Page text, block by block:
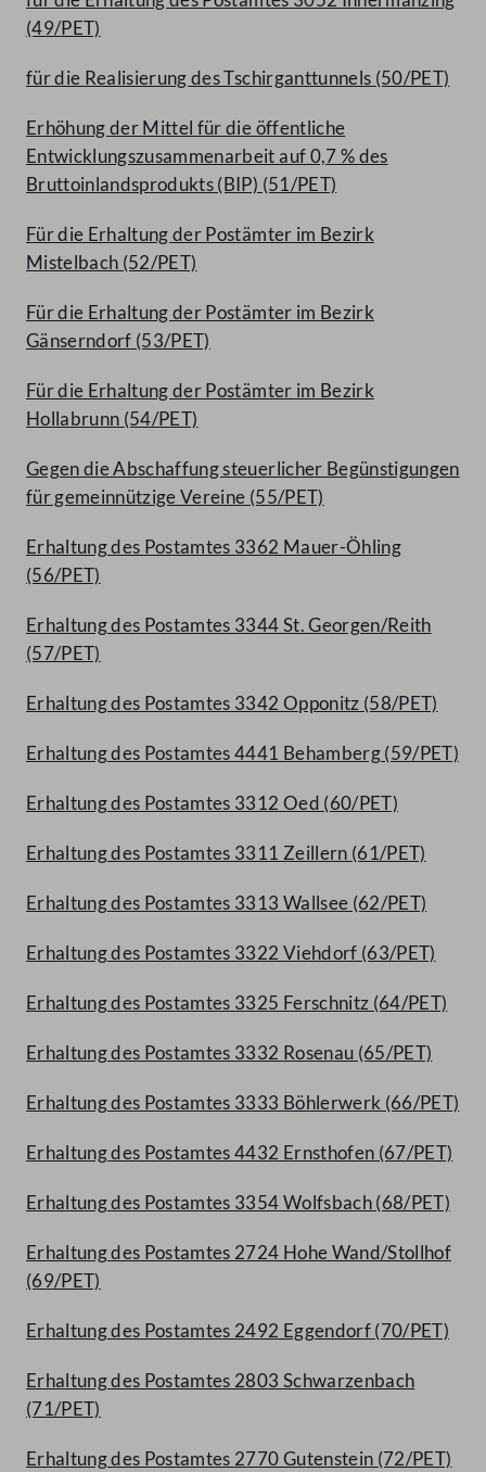
(49/PET)
für die Realisierung des Tschirganttunnels (50/PET)
Erhöhung der Mittel für die öffentliche
Entwicklungszusammenarbeit auf 0,7 % des
Bruttoinlandsprodukts (BIP) (51/PET)
Für die Erhaltung der Postämter im Bezirk
Mistelbach (52/PET)
Für die Erhaltung der Postämter im Bezirk
Gänserndorf (53/PET)
Für die Erhaltung der Postämter im Bezirk
Hollabrunn (54/PET)
Gegen die Abschaffung steuerlicher Begünstigungen
für gemeinnützige Vereine (55/PET)
Erhaltung des Postamtes 3362 Mauer-Öhling
(56/PET)
Erhaltung des Postamtes 3344 St. Georgen/Reith
(57/PET)
Erhaltung des Postamtes 3342 Opponitz (58/PET)
Erhaltung des Postamtes 4441 Behamberg (59/PET)
Erhaltung des Postamtes 3312 Oed (60/PET)
Erhaltung des Postamtes 3311 Zeillern (61/PET)
Erhaltung des Postamtes 3313 Wallsee (62/PET)
Erhaltung des Postamtes 3322 Viehdorf (63/PET)
Erhaltung des Postamtes 3325 Ferschnitz (64/PET)
Erhaltung des Postamtes 3332 Rosenau (65/PET)
Erhaltung des Postamtes 3333 Böhlerwerk (66/PET)
Erhaltung des Postamtes 4432 Ernsthofen (67/PET)
Erhaltung des Postamtes 3354 Wolfsbach (68/PET)
Erhaltung des Postamtes 2724 Hohe Wand/Stollhof
(69/PET)
Erhaltung des Postamtes 2492 Eggendorf (70/PET)
Erhaltung des Postamtes 2803 Schwarzenbach
(71/PET)
Erhaltung des Postamtes 2770 Gutenstein (72/PET)